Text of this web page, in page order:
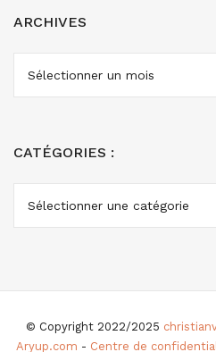
ARCHIVES
ARCHIVES
CATÉGORIES :
CATÉGORIES
© Copyright 2022/2025
Aryup.com - Centre de